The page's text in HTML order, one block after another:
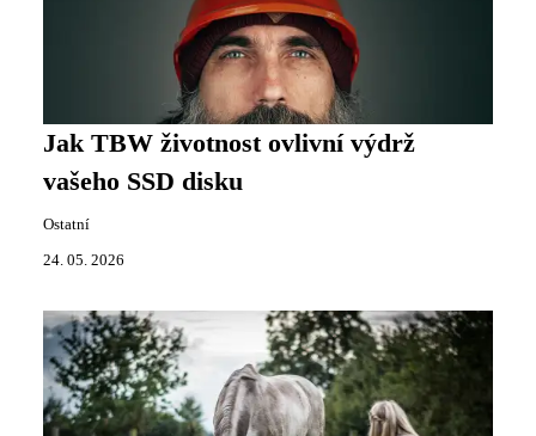
Jak TBW životnost ovlivní výdrž
vašeho SSD disku
Ostatní
24. 05. 2026